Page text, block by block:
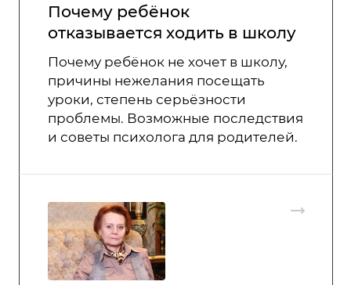
Почему ребёнок
отказывается ходить в школу
Почему ребёнок не хочет в школу,
причины нежелания посещать
уроки, степень серьёзности
проблемы. Возможные последствия
и советы психолога для родителей.